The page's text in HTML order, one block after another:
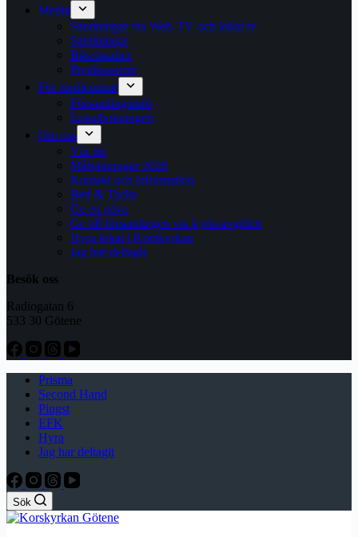
Media
Sändningar via Web-TV och lokal tv
Sändningar
Bibelstudier
Predikoserier
För medlemmar
Församlingsinfo
Lokalbokningen
Om oss
Vår tro
Målsättningar 2026
Kontakt och information
Bed & Tacka
Ge en gåva
Ge till församlingen via kyrkoavgiften
Hyra lokal i Korskyrkan
Jag har deltagit
Besök oss
Radiogatan 6
533 30 Götene
Prisma
Second Hand
Pingst
EFK
Hyra
Jag har deltagit
Sök